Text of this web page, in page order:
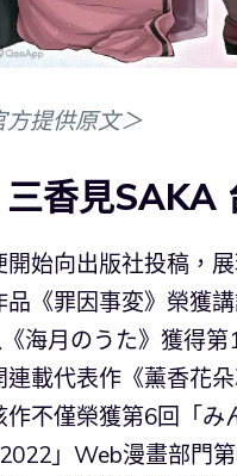
方提供原文＞
三香見SAKA
始向出版社投稿，
《罪因事変》榮獲
海月のうた》獲得
載代表作《薰香花
不僅榮獲第6回「み
」Web漫畫部門